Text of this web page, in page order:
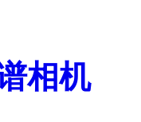
相机